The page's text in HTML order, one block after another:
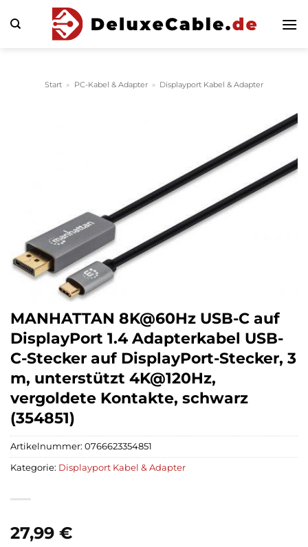
Inhalt
Start » PC-Kabel & Adapter » Displayport Kabel & Adapter
MANHATTAN 8K@60Hz USB-C auf
DisplayPort 1.4 Adapterkabel USB-
C-Stecker auf DisplayPort-Stecker, 3
m, unterstützt 4K@120Hz,
vergoldete Kontakte, schwarz
(354851)
27,99 €
Artikelnummer: 0766623354851
Kategorie: Displayport Kabel & Adapter